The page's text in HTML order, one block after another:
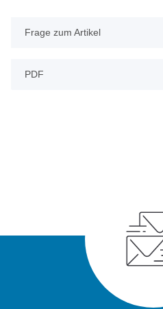
Frage zum Artikel
PDF